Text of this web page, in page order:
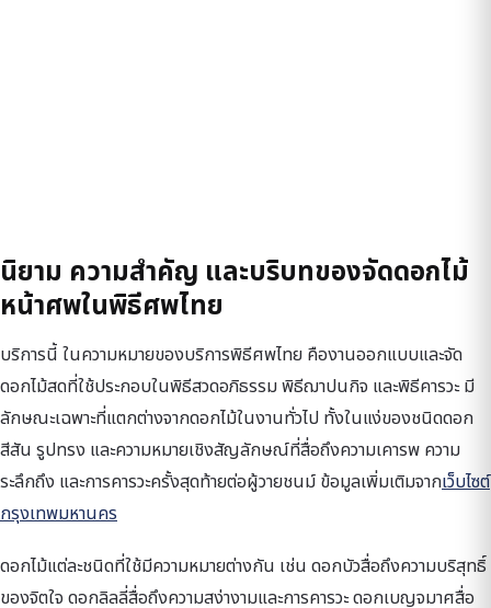
นิยาม ความสำคัญ และบริบทของจัดดอกไม้
หน้าศพในพิธีศพไทย
บริการนี้ ในความหมายของบริการพิธีศพไทย คืองานออกแบบและจัด
ดอกไม้สดที่ใช้ประกอบในพิธีสวดอภิธรรม พิธีฌาปนกิจ และพิธีคารวะ มี
ลักษณะเฉพาะที่แตกต่างจากดอกไม้ในงานทั่วไป ทั้งในแง่ของชนิดดอก
สีสัน รูปทรง และความหมายเชิงสัญลักษณ์ที่สื่อถึงความเคารพ ความ
ระลึกถึง และการคารวะครั้งสุดท้ายต่อผู้วายชนม์ ข้อมูลเพิ่มเติมจากเว็บไซต์
กรุงเทพมหานคร
ดอกไม้แต่ละชนิดที่ใช้มีความหมายต่างกัน เช่น ดอกบัวสื่อถึงความบริสุทธิ์
ของจิตใจ ดอกลิลลี่สื่อถึงความสง่างามและการคารวะ ดอกเบญจมาศสื่อ